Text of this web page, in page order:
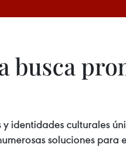
identidades culturales
soluciones